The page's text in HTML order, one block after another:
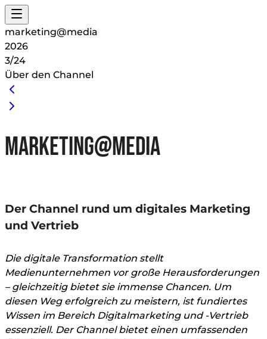
marketing@media
2026
3/24
Über den Channel
marketing@media
Der Channel rund um digitales Marketing
und Vertrieb
Die digitale Transformation stellt
Medienunternehmen vor große Herausforderungen
– gleichzeitig bietet sie immense Chancen. Um
diesen Weg erfolgreich zu meistern, ist fundiertes
Wissen im Bereich Digitalmarketing und -Vertrieb
essenziell. Der Channel bietet einen umfassenden